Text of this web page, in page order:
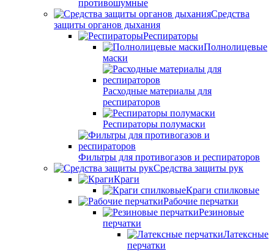
противошумные
Средства
защиты органов дыхания
Респираторы
Полнолицевые
маски
Расходные материалы для
респираторов
Респираторы полумаски
Фильтры для противогазов и респираторов
Средства защиты рук
Краги
Краги спилковые
Рабочие перчатки
Резиновые
перчатки
Латексные
перчатки